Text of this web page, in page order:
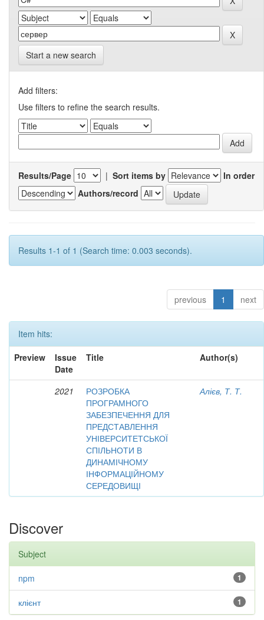
Start a new search
Add filters:
Use filters to refine the search results.
Results/Page | Sort items by
In order
Authors/record
Results 1-1 of 1 (Search time: 0.003 seconds).
previous 1 next
Item hits:
Preview
Issue
Date
Title Author(s)
2021
РОЗРОБКА
ПРОГРАМНОГО
ЗАБЕЗПЕЧЕННЯ ДЛЯ
ПРЕДСТАВЛЕННЯ
УНІВЕРСИТЕТСЬКОЇ
СПІЛЬНОТИ В
ДИНАМІЧНОМУ
ІНФОРМАЦІЙНОМУ
СЕРЕДОВИЩІ
Алієв, Т. Т.
Discover
Subject
1
npm
1
клієнт